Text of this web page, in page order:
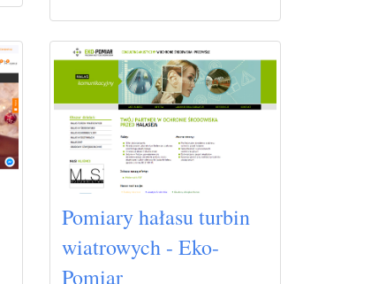
Pomiary hałasu turbin
wiatrowych - Eko-
Pomiar